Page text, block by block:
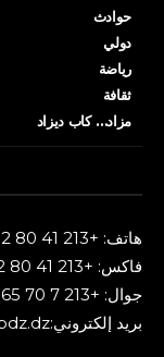
حوادث
دولي
رياضة
ثقافة
مزاد… كاب ديزاد
هاتف: +213 41 80 32 62
فاكس: +213 41 80 32 63
جوال: +213 7 70 65 93 89
بريد إلكتروني:contact@capdz.dz